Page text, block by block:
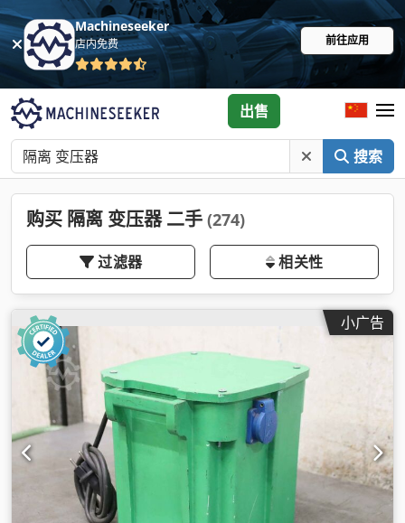
Machineseeker
店内免费 前往应用
搜索
出售
购买 隔离 变压器 二手 (274)
过滤器 相关性
小广告